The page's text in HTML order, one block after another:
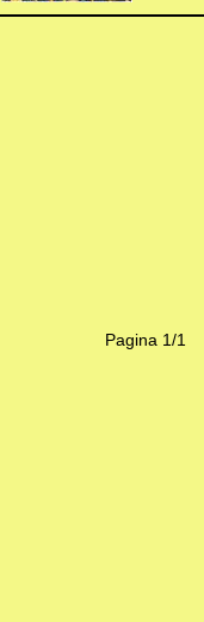
Pagina 1/1